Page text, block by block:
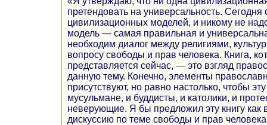
претендовать на универсальность. Сегодня
цивилизационных моделей, и никому не
модель — самая правильная и
необходим диалог между религиями,
вопросу свободы и прав человека. Книга,
представляется сейчас, — это взгляд
данную тему. Конечно, элементы
присутствуют, но равно настолько, чтобы
мусульмане, и буддисты, и католики, и
неверующие. Я бы предложил эту книгу как
дискуссию по теме свободы и прав